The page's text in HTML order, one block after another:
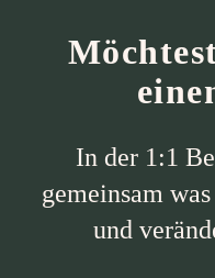
In der 1:1
gemeinsam
und